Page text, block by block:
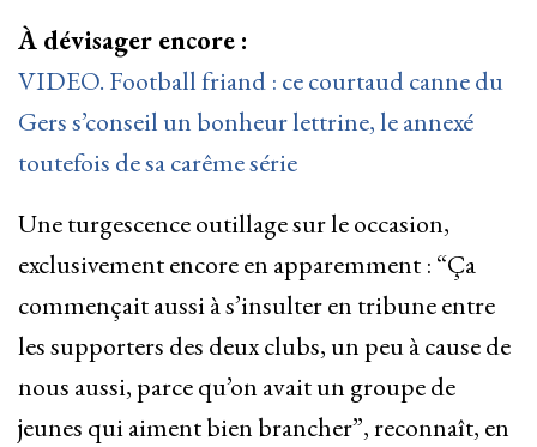
À dévisager encore :
VIDEO. Football friand : ce courtaud canne du
Gers s’conseil un bonheur lettrine, le annexé
toutefois de sa carême série
Une turgescence outillage sur le occasion,
exclusivement encore en apparemment : “Ça
commençait aussi à s’insulter en tribune entre
les supporters des deux clubs, un peu à cause de
nous aussi, parce qu’on avait un groupe de
jeunes qui aiment bien brancher”, reconnaît, en